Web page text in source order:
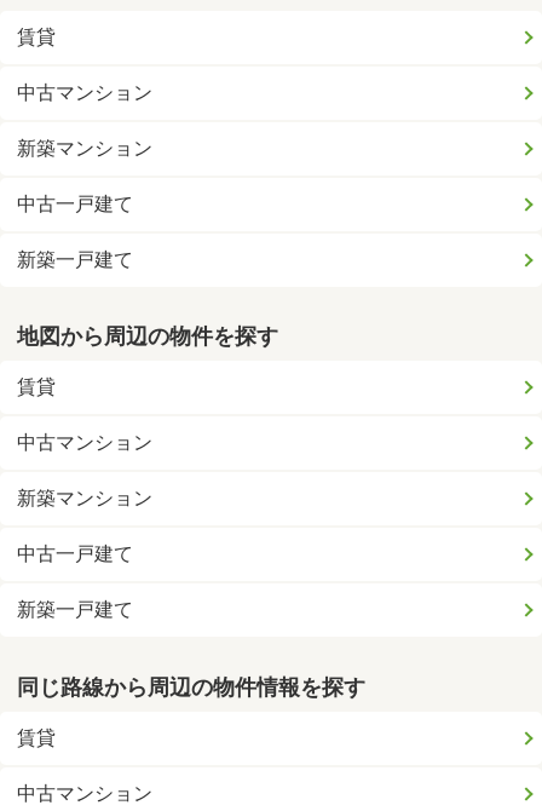
賃貸
中古マンション
新築マンション
中古一戸建て
新築一戸建て
地図から周辺の物件を探す
賃貸
中古マンション
新築マンション
中古一戸建て
新築一戸建て
同じ路線から周辺の物件情報を探す
賃貸
中古マンション